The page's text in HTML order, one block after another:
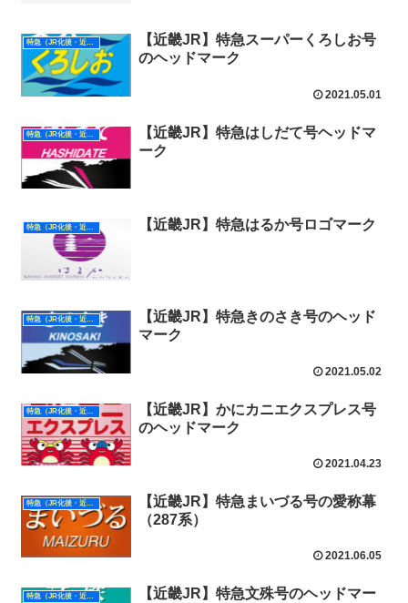
特急（JR化後・近畿）
【近畿JR】特急スーパーくろしお号
のヘッドマーク
2021.05.01
特急（JR化後・近畿）
【近畿JR】特急はしだて号ヘッドマ
ーク
【近畿JR】特急はるか号ロゴマーク
特急（JR化後・近畿）
【近畿JR】特急きのさき号のヘッド
マーク
2021.05.02
特急（JR化後・近畿）
【近畿JR】かにカニエクスプレス号
のヘッドマーク
2021.04.23
特急（JR化後・近畿）
【近畿JR】特急まいづる号の愛称幕
（287系）
2021.06.05
特急（JR化後・近畿）
【近畿JR】特急文殊号のヘッドマー